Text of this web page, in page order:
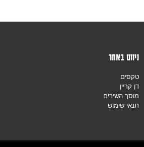
ניווט באתר
טקסים
דן קריין
מוסך השירים
תנאי שימוש